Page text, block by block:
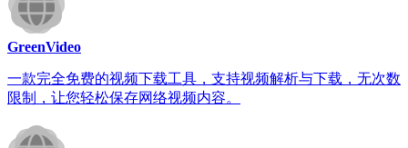
GreenVideo
一款完全免费的视频下载工具，支持视频解析与下载，无次数
限制，让您轻松保存网络视频内容。